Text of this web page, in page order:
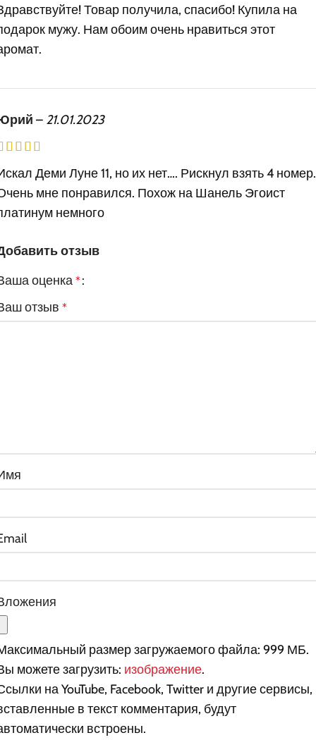
Товар получила, спасибо! Купила на
мужу. Нам обоим очень нравиться этот
– 21.01.2023
Деми Луне 11, но их нет…. Рискнул взять 4 номер.
мне понравился. Похож на Шанель Эгоист
немного
отзыв
оценка *
отзыв *
размер загружаемого файла: 999 МБ.
можете загрузить: изображение.
на YouTube, Facebook, Twitter и другие сервисы,
в текст комментария, будут
встроены.